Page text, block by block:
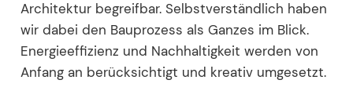
Architektur begreifbar. Selbstverständlich haben
wir dabei den Bauprozess als Ganzes im Blick.
Energieeffizienz und Nachhaltigkeit werden von
Anfang an berücksichtigt und kreativ umgesetzt.